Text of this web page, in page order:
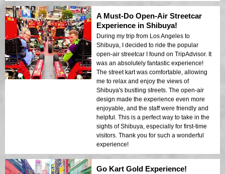
A Must-Do Open-Air Streetcar
Experience in Shibuya!
During my trip from Los Angeles to
Shibuya, I decided to ride the popular
open-air streetcar I found on TripAdvisor. It
was an absolutely fantastic experience!
The street kart was comfortable, allowing
me to relax and enjoy the views of
Shibuya's bustling streets. The open-air
design made the experience even more
enjoyable, and the staff were friendly and
helpful. This is a perfect way to take in the
sights of Shibuya, especially for first-time
visitors. Thank you for such a wonderful
experience!
Go Kart Gold Experience!